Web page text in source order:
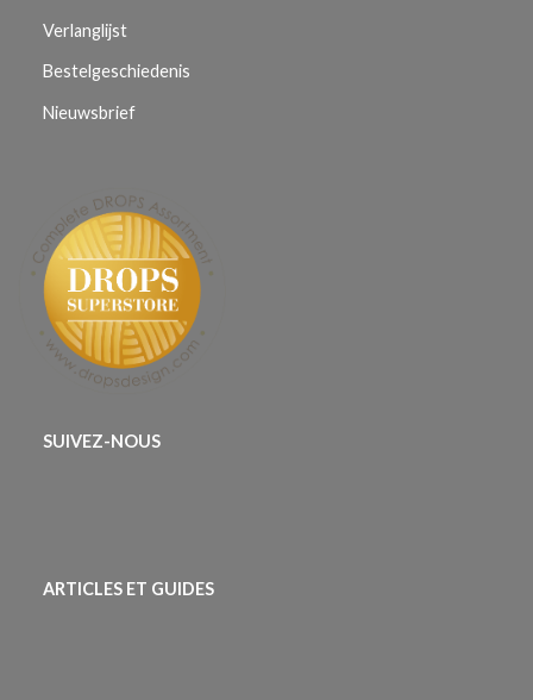
Verlanglijst
Bestelgeschiedenis
Nieuwsbrief
SUIVEZ-NOUS
ARTICLES ET GUIDES